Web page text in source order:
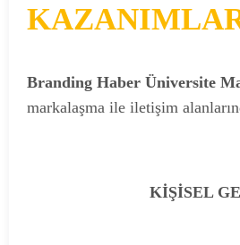
Branding Haber Üniversite
markalaşma ile iletişim
KİŞİSEL